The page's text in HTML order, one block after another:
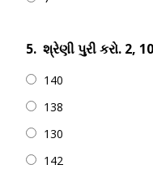
5. શ્રેણી પુરી કરો. 2,
140
138
130
142